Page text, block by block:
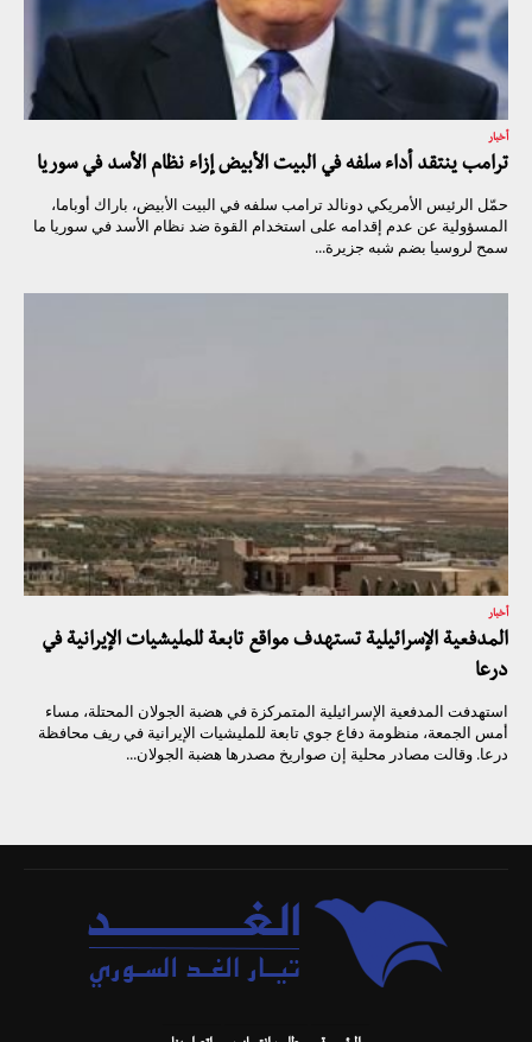
أخبار
ترامب ينتقد أداء سلفه في البيت الأبيض إزاء نظام الأسد في سوريا
حمّل الرئيس الأمريكي دونالد ترامب سلفه في البيت الأبيض، باراك أوباما،
المسؤولية عن عدم إقدامه على استخدام القوة ضد نظام الأسد في سوريا ما
سمح لروسيا بضم شبه جزيرة...
أخبار
المدفعية الإسرائيلية تستهدف مواقع تابعة للمليشيات الإيرانية في
درعا
استهدفت المدفعية الإسرائيلية المتمركزة في هضبة الجولان المحتلة، مساء
أمس الجمعة، منظومة دفاع جوي تابعة للمليشيات الإيرانية في ريف محافظة
درعا. وقالت مصادر محلية إن صواريخ مصدرها هضبة الجولان...